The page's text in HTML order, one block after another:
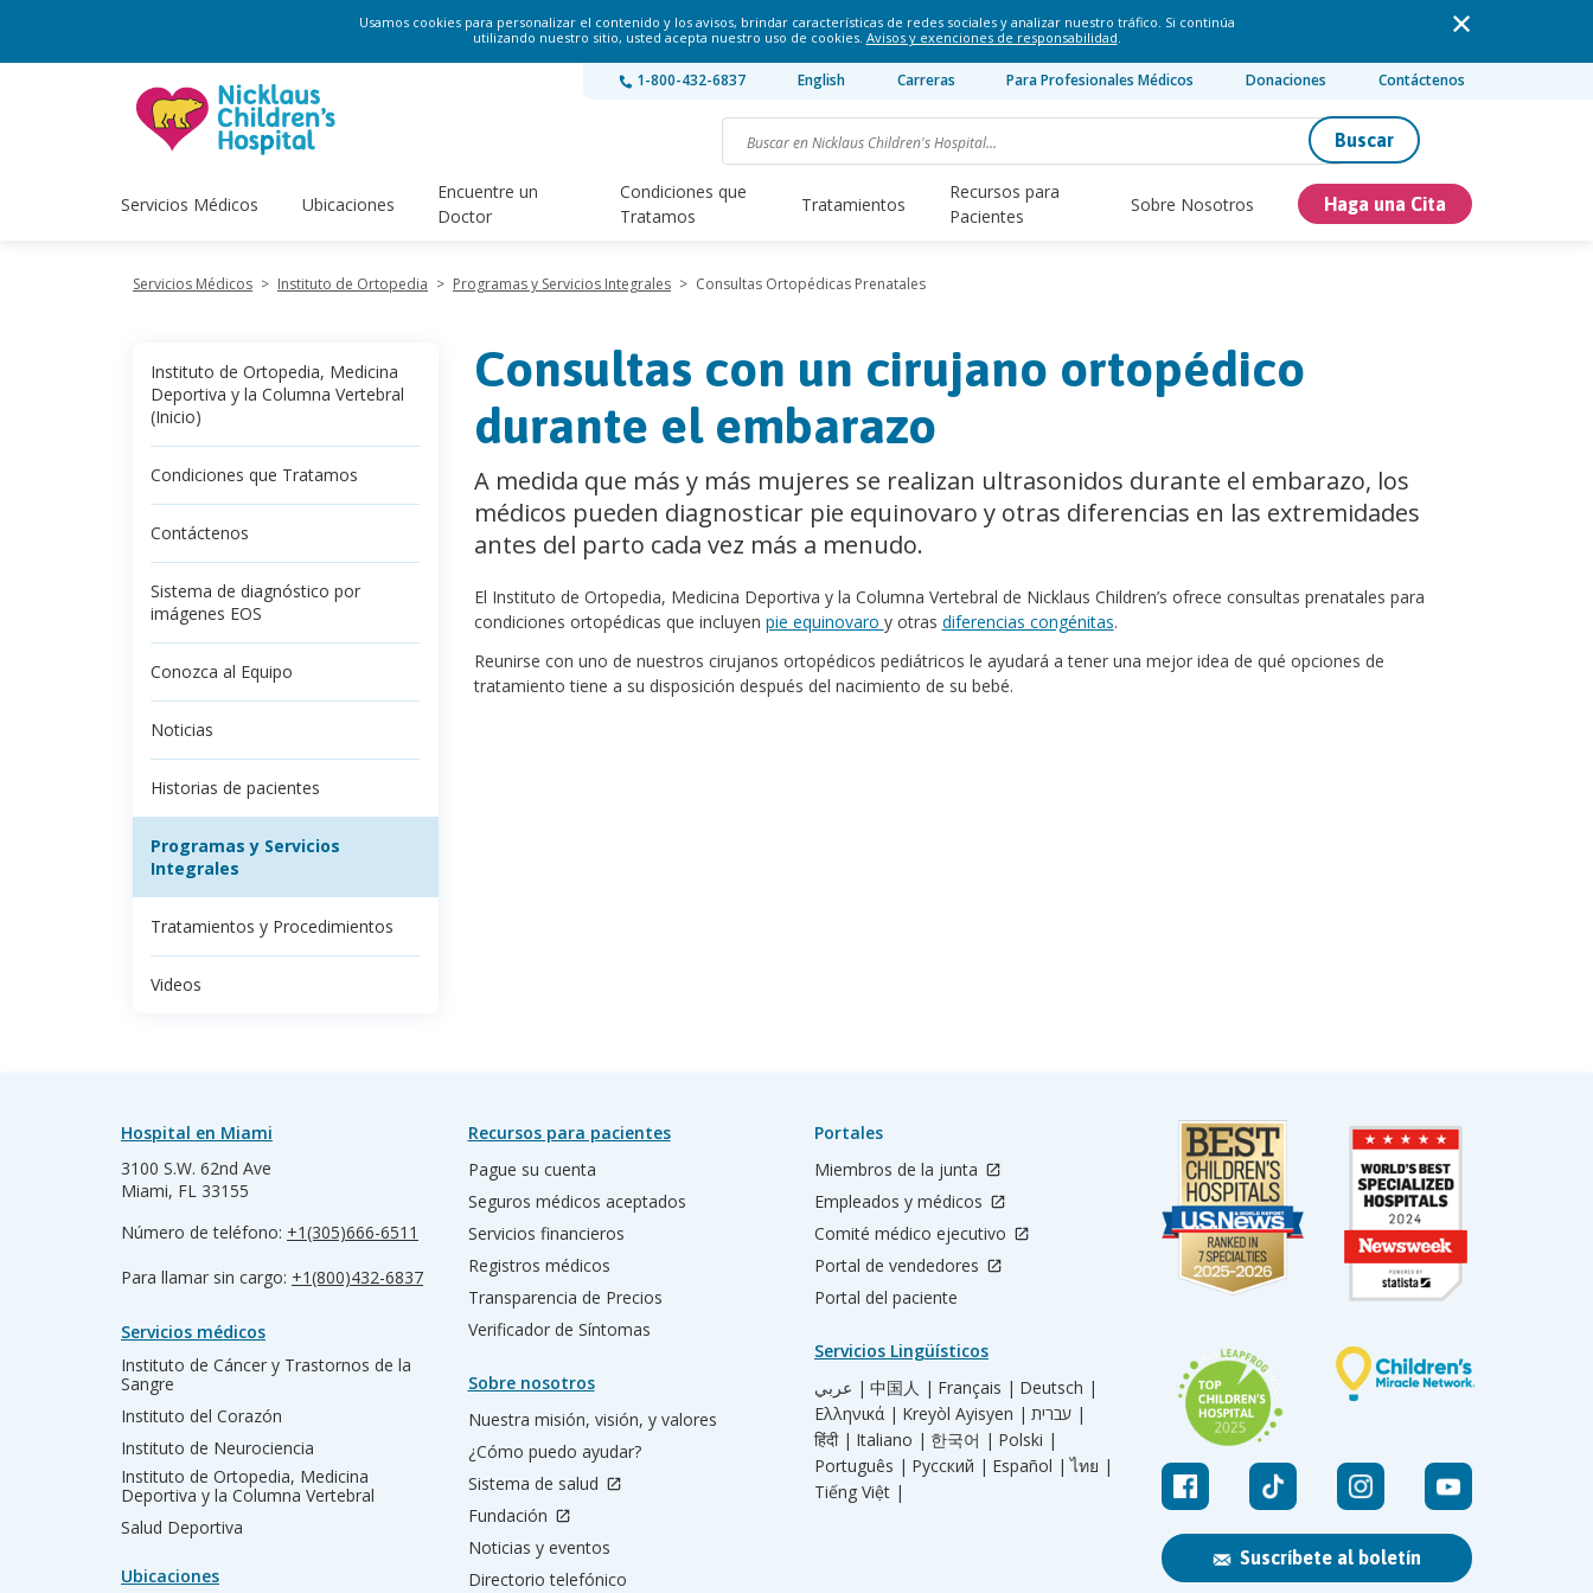
Usamos cookies para personalizar el contenido y los avisos, brindar características de redes sociales y analizar nuestro tráfico. Si continúa
utilizando nuestro sitio, usted acepta nuestro uso de cookies. Avisos y exenciones de responsabilidad.
1-800-432-6837 English Carreras Para Profesionales Médicos Donaciones Contáctenos
Buscar
Servicios Médicos Ubicaciones
Encuentre un
Doctor
Condiciones que
Tratamos
Tratamientos
Recursos para
Pacientes
Sobre Nosotros Haga una Cita
Servicios Médicos > Instituto de Ortopedia > Programas y Servicios Integrales > Consultas Ortopédicas Prenatales
Instituto de Ortopedia, Medicina
Deportiva y la Columna Vertebral
(Inicio)
Condiciones que Tratamos
Contáctenos
Sistema de diagnóstico por
imágenes EOS
Conozca al Equipo
Noticias
Historias de pacientes
Programas y Servicios
Integrales
Tratamientos y Procedimientos
Videos
Consultas con un cirujano ortopédico
durante el embarazo
A medida que más y más mujeres se realizan ultrasonidos durante el embarazo, los
médicos pueden diagnosticar pie equinovaro y otras diferencias en las extremidades
antes del parto cada vez más a menudo.
El Instituto de Ortopedia, Medicina Deportiva y la Columna Vertebral de Nicklaus Children’s ofrece consultas prenatales para
condiciones ortopédicas que incluyen pie equinovaro y otras diferencias congénitas.
Reunirse con uno de nuestros cirujanos ortopédicos pediátricos le ayudará a tener una mejor idea de qué opciones de
tratamiento tiene a su disposición después del nacimiento de su bebé.
Suscríbete al boletín
Hospital en Miami
3100 S.W. 62nd Ave
Miami, FL 33155
Número de teléfono: +1(305)666-6511
Para llamar sin cargo: +1(800)432-6837
Servicios médicos
Instituto de Cáncer y Trastornos de la
Sangre
Instituto del Corazón
Instituto de Neurociencia
Instituto de Ortopedia, Medicina
Deportiva y la Columna Vertebral
Salud Deportiva
Ubicaciones
Recursos para pacientes
Pague su cuenta
Seguros médicos aceptados
Servicios financieros
Registros médicos
Transparencia de Precios
Verificador de Síntomas
Sobre nosotros
Nuestra misión, visión, y valores
¿Cómo puedo ayudar?
Sistema de salud
Fundación
Noticias y eventos
Directorio telefónico
Portales
Miembros de la junta
Empleados y médicos
Comité médico ejecutivo
Portal de vendedores
Portal del paciente
Servicios Lingüísticos
عربي | 中国人 | Français | Deutsch |
Ελληνικά | Kreyòl Ayisyen |
עברית |
हिंदी | Italiano | 한국어 | Polski |
Português | Русский | Español | ไทย |
Tiếng Việt |